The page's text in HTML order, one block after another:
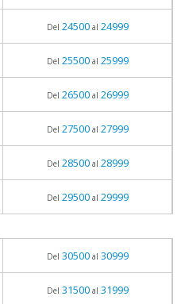
Del 24500al 24999
Del 25500al 25999
Del 26500al 26999
Del 27500al 27999
Del 28500al 28999
Del 29500al 29999
Del 30500al 30999
Del 31500al 31999